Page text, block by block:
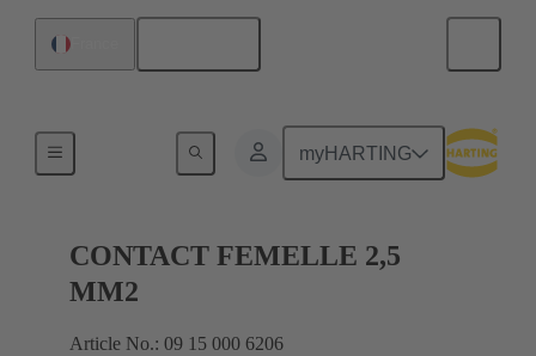
myHARTING
CONTACT FEMELLE 2,5
MM2
Article No.: 09 15 000 6206